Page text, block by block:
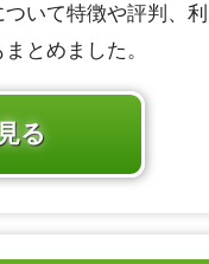
いて特徴や評判、利
とめました。
る